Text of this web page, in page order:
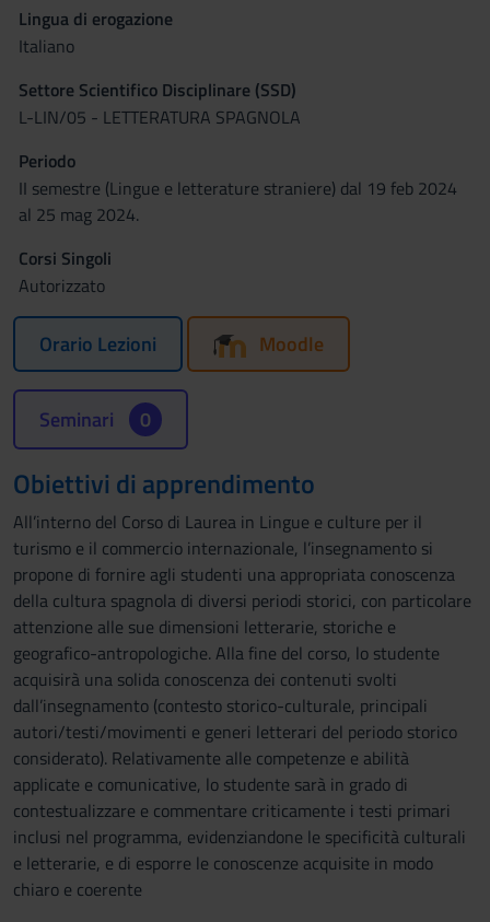
Lingua di erogazione
Italiano
Settore Scientifico Disciplinare (SSD)
L-LIN/05 - LETTERATURA SPAGNOLA
Periodo
II semestre (Lingue e letterature straniere) dal 19 feb 2024
al 25 mag 2024.
Corsi Singoli
Autorizzato
Orario Lezioni Moodle
Seminari 0
Obiettivi di apprendimento
All’interno del Corso di Laurea in Lingue e culture per il
turismo e il commercio internazionale, l’insegnamento si
propone di fornire agli studenti una appropriata conoscenza
della cultura spagnola di diversi periodi storici, con particolare
attenzione alle sue dimensioni letterarie, storiche e
geografico-antropologiche. Alla fine del corso, lo studente
acquisirà una solida conoscenza dei contenuti svolti
dall’insegnamento (contesto storico-culturale, principali
autori/testi/movimenti e generi letterari del periodo storico
considerato). Relativamente alle competenze e abilità
applicate e comunicative, lo studente sarà in grado di
contestualizzare e commentare criticamente i testi primari
inclusi nel programma, evidenziandone le specificità culturali
e letterarie, e di esporre le conoscenze acquisite in modo
chiaro e coerente